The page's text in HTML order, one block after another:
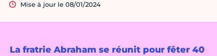
La fratrie Abraham se réunit pour fêter 40
Mise à jour le 08/01/2024